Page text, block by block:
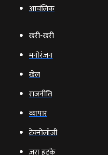
आचंलिक
खरी-खरी
मनोरंजन
खेल
राजनीति
व्‍यापार
टेक्‍नोलॉजी
ज़रा हटके